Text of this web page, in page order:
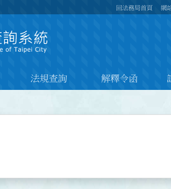
回法務局首頁 網
法規查詢 解釋令函